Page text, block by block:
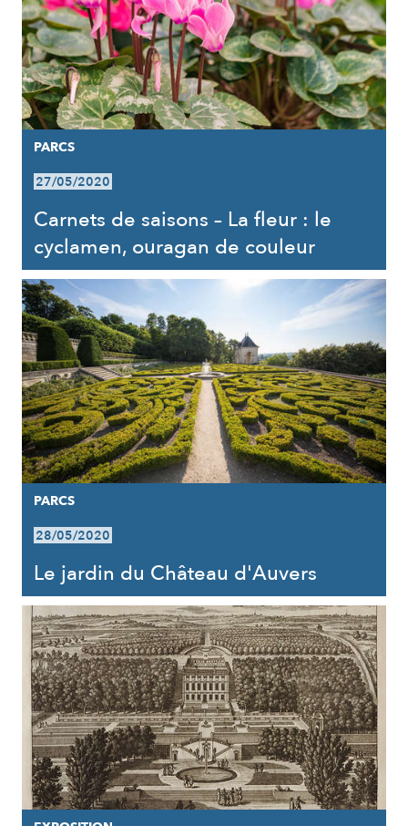
PARCS
27/05/2020
Carnets de saisons – La fleur : le
cyclamen, ouragan de couleur
PARCS
28/05/2020
Le jardin du Château d'Auvers